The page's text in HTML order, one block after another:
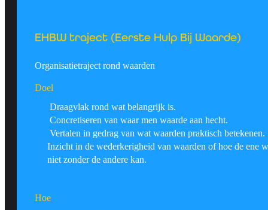
EHBW traject (Eerste Hulp Bij Waarde)
Organisatietraject rond waarden
Doel
Draagvlak rond wat belangrijk is.
Concretiseren van waar men waarde aan hecht.
Vertalen in gedrag van wat waarden praktisch betekenen.
Inzicht in de wederkerigheid van waarden of hoe de ene
niet zonder de andere kan.
Hoe